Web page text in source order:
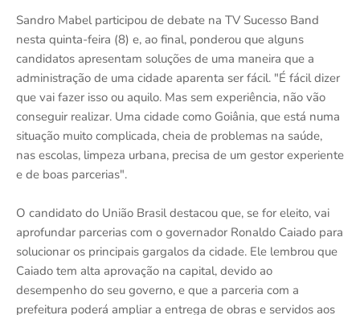
Sandro Mabel participou de debate na TV Sucesso Band
nesta quinta-feira (8) e, ao final, ponderou que alguns
candidatos apresentam soluções de uma maneira que a
administração de uma cidade aparenta ser fácil. "É fácil dizer
que vai fazer isso ou aquilo. Mas sem experiência, não vão
conseguir realizar. Uma cidade como Goiânia, que está numa
situação muito complicada, cheia de problemas na saúde,
nas escolas, limpeza urbana, precisa de um gestor experiente
e de boas parcerias".
O candidato do União Brasil destacou que, se for eleito, vai
aprofundar parcerias com o governador Ronaldo Caiado para
solucionar os principais gargalos da cidade. Ele lembrou que
Caiado tem alta aprovação na capital, devido ao
desempenho do seu governo, e que a parceria com a
prefeitura poderá ampliar a entrega de obras e servidos aos